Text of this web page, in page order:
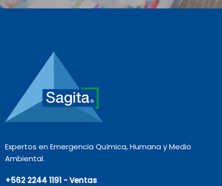
Expertos en Emergencia Química, Humana y Medio
Ambiental.
+562 2244 1191 - Ventas